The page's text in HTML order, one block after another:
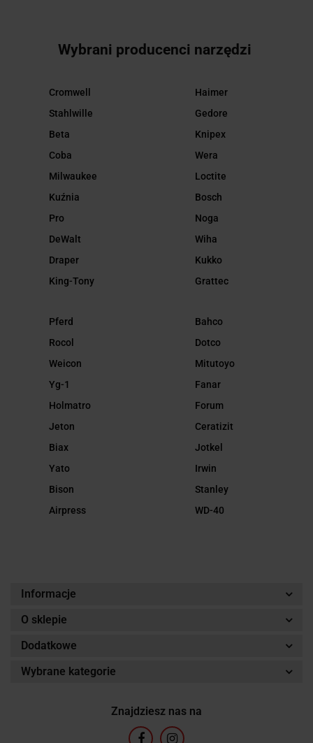
Wybrani producenci narzędzi
Cromwell
Stahlwille
Beta
Coba
Milwaukee
Kuźnia
Pro
DeWalt
Draper
King-Tony
Haimer
Gedore
Knipex
Wera
Loctite
Bosch
Noga
Wiha
Kukko
Grattec
Pferd
Rocol
Weicon
Yg-1
Holmatro
Jeton
Biax
Yato
Bison
Airpress
Bahco
Dotco
Mitutoyo
Fanar
Forum
Ceratizit
Jotkel
Irwin
Stanley
WD-40
Informacje
O sklepie
Dodatkowe
Wybrane kategorie
Znajdziesz nas na